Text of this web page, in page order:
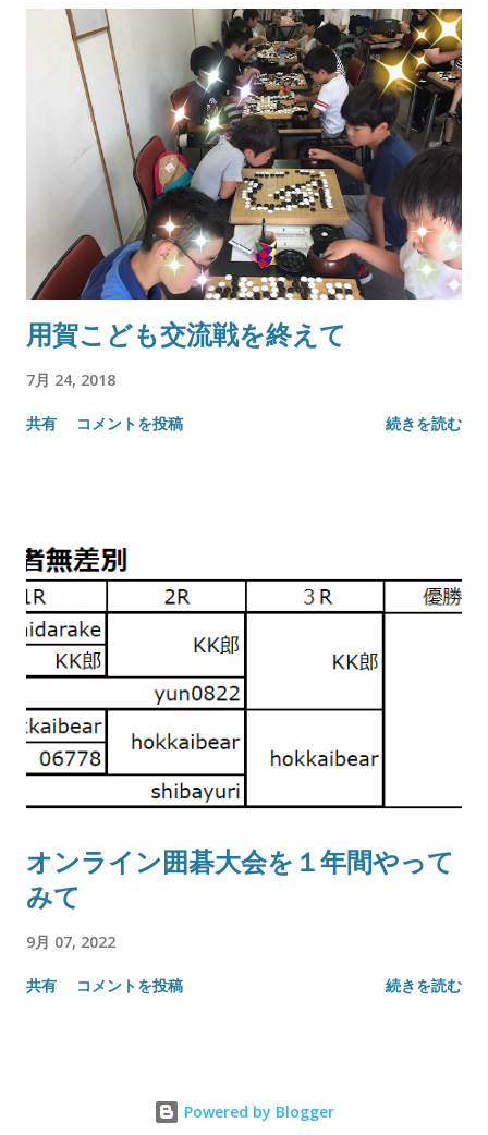
用賀こども交流戦を終えて
7月 24, 2018
共有 コメントを投稿 続きを読む
オンライン囲碁大会を１年間やって
みて
9月 07, 2022
共有 コメントを投稿 続きを読む
Powered by Blogger